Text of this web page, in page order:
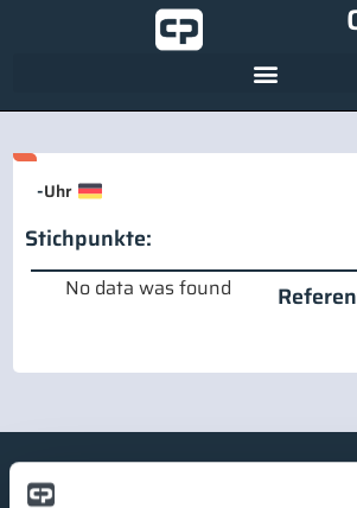
-Uhr
Stichpunkte:
No data was found